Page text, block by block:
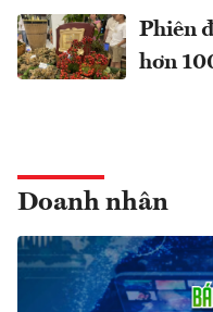
Phiên
hơn
Doanh nhân